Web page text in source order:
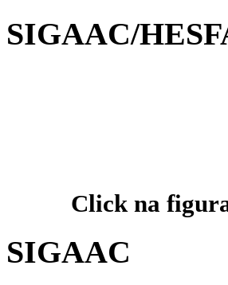
SIGAAC/
Click na
SIGAAC